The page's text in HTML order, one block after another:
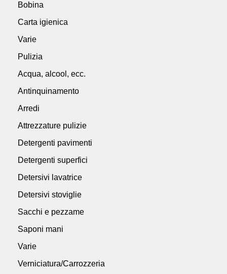
Bobina
Carta igienica
Varie
Pulizia
Acqua, alcool, ecc.
Antinquinamento
Arredi
Attrezzature pulizie
Detergenti pavimenti
Detergenti superfici
Detersivi lavatrice
Detersivi stoviglie
Sacchi e pezzame
Saponi mani
Varie
Verniciatura/Carrozzeria